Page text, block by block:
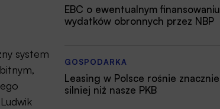
system
EBC o ewentualnym finansowaniu
wydatków obronnych przez NBP
GOSPODARKA
Leasing w Polsce rośnie znacznie
silniej niż nasze PKB